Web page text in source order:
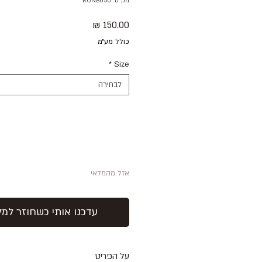
כולל מע״מ
Size
*
לבחירה
אזל מהמלאי
עדכנו אותי כשחוזר
על הפריט